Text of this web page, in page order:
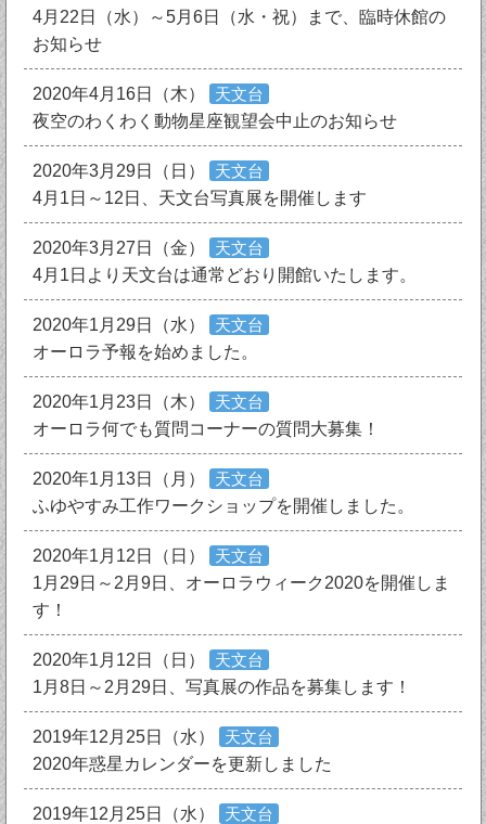
4月22日（水）～5月6日（水・祝）まで、臨時休館の
お知らせ
2020年4月16日（木）
天文台
夜空のわくわく動物星座観望会中止のお知らせ
2020年3月29日（日）
天文台
4月1日～12日、天文台写真展を開催します
2020年3月27日（金）
天文台
4月1日より天文台は通常どおり開館いたします。
2020年1月29日（水）
天文台
オーロラ予報を始めました。
2020年1月23日（木）
天文台
オーロラ何でも質問コーナーの質問大募集！
2020年1月13日（月）
天文台
ふゆやすみ工作ワークショップを開催しました。
2020年1月12日（日）
天文台
1月29日～2月9日、オーロラウィーク2020を開催しま
す！
2020年1月12日（日）
天文台
1月8日～2月29日、写真展の作品を募集します！
2019年12月25日（水）
天文台
2020年惑星カレンダーを更新しました
2019年12月25日（水）
天文台